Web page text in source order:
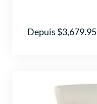
Depuis $3,679.95